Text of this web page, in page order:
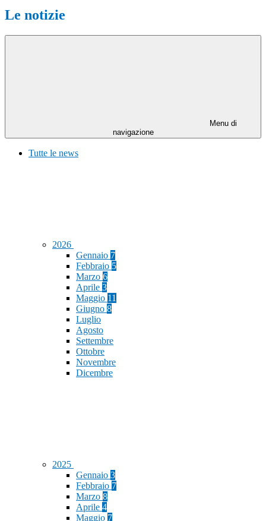
Le notizie
Menu di
navigazione
Tutte le news
2026
Gennaio 7
Febbraio 5
Marzo 6
Aprile 3
Maggio 11
Giugno 8
Luglio
Agosto
Settembre
Ottobre
Novembre
Dicembre
2025
Gennaio 3
Febbraio 7
Marzo 8
Aprile 4
Maggio 7